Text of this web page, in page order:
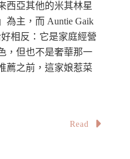
西亞其他的米其林星
為主，而 Auntie Gaik
好相反：它是家庭經營
，但也不是奢華那一
薦之前，這家娘惹菜
Read